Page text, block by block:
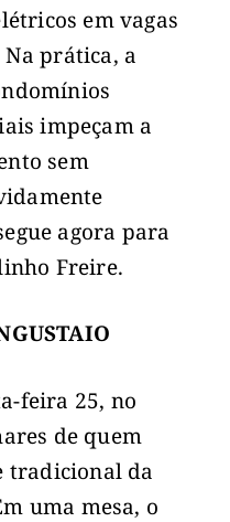
em vagas
prática, a
impeçam a
sem
agora para
Freire.
feira 25, no
de quem
tradicional da
uma mesa, o